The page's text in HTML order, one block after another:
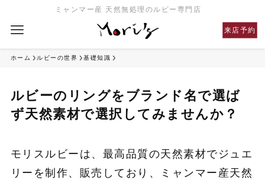
ミャンマー産 天然無処理のルビー専門店
来店予約
ホーム ルビーの世界 基礎知識
ルビーのリングをブランド名で選ば
ず天然素材で選択してみませんか？
モリスルビーは、最高品質の天然素材でジュエ
リーを制作、販売しており、ミャンマー産天然